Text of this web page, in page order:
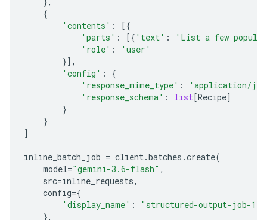
{
'contents' :
[{
'parts' : [{ 'text' :
'List a few
'role' :
'user'
}],
'config' :
{
'response_mime_type' :
'application/
'response_schema' : list[Recipe]
}
}
]
inline_batch_job = client.batches .create(
model="gemini-3.6-flash" ,
src=inline_requests,
config={
'display_name' :
"structured-output-job-1"
},